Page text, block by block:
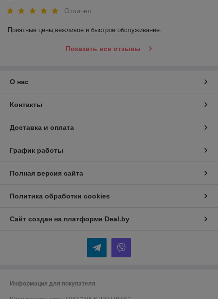
Отлично
Приятные цены,вежливое и быстрое обслуживание.
Показать все отзывы
О нас
Контакты
Доставка и оплата
График работы
Полная версия сайта
Политика обработки cookies
Сайт создан на платформе Deal.by
Информация для покупателя
Юридическое лицо:ОДО "ЭЛЕКТРО-ПЛЮС"